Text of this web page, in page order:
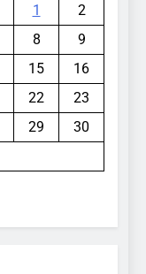
1
2
8
9
15
16
22
23
29
30